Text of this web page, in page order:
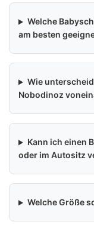
Welche
am besten
Wie
Nobodinoz
Kann ich einen
oder im Autositz
Welche Größe